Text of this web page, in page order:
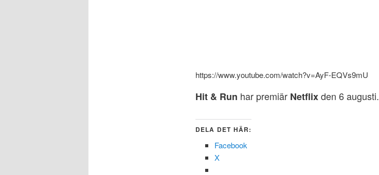
https://www.youtube.com/watch?v=AyF-EQVs9mU
Hit & Run har premiär Netflixden 6 augusti.
DELA DET HÄR:
Facebook
X